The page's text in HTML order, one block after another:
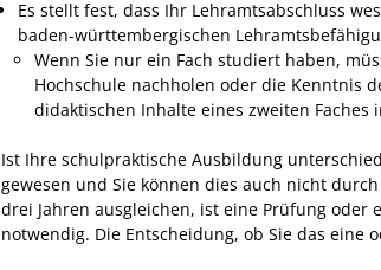
Es stellt fest, dass Ihr Lehramtsabschluss
baden-württembergischen
Wenn Sie nur ein Fach studiert haben,
Hochschule nachholen oder die Kenntnis
didaktischen Inhalte eines zweiten Faches
Ist Ihre schulpraktische Ausbildung
gewesen und Sie können dies auch nicht
drei Jahren ausgleichen, ist eine Prüfung oder
notwendig. Die Entscheidung, ob Sie das eine